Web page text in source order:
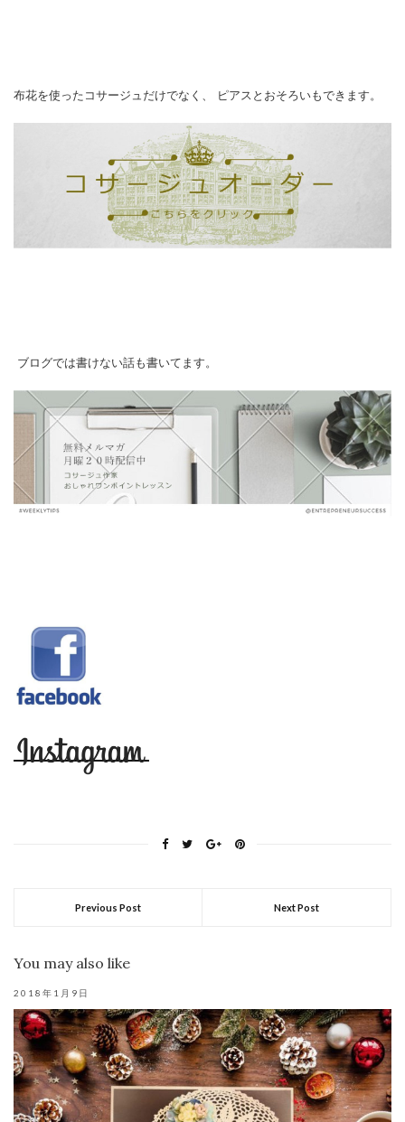
布花を使ったコサージュだけでなく、 ピアスとおそろいもできます。
ブログでは書けない話も書いてます。
Previous Post Next Post
You may also like
2018年1月9日